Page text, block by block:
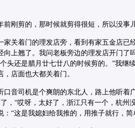
前刚剪的，那时候就剪得很短，所以没事儿
家关着门的理发店旁，看到有家五金店已
向上翘了。我问老板旁边的理发店开门了
头还是腊月廿七廿八的时候剪的。”我继
店面也大都关着门。
口音司机是个爽朗的东北人，路上他听着
，“哎呀，太好了，浙江只有一个，杭州
：“这是我媳妇给我推的，用推子就行，